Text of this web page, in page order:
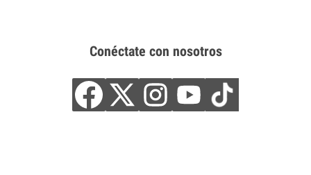
Conéctate con nosotros